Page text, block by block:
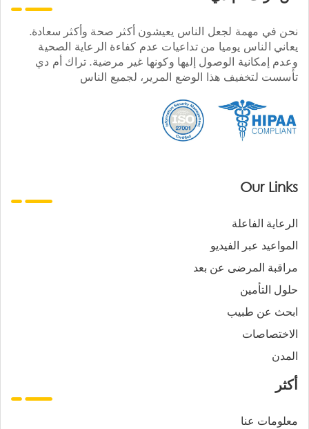
نحن في مهمة لجعل الناس يعيشون أكثر صحة وأكثر سعادة.
يعاني الناس يوميا من تداعيات عدم كفاءة الرعاية الصحية
وعدم إمكانية الوصول إليها وكونها غير مرضية. تراك أم دي
تأسست لتخفيف هذا الوضع المرير، لجميع الناس
Our Links
الرعاية الفاعلة
المواعيد عبر الفيديو
مراقبة المرضى عن بعد
حلول التأمين
ابحث عن طبيب
الاختصاصات
المدن
أكثر
معلومات عنا